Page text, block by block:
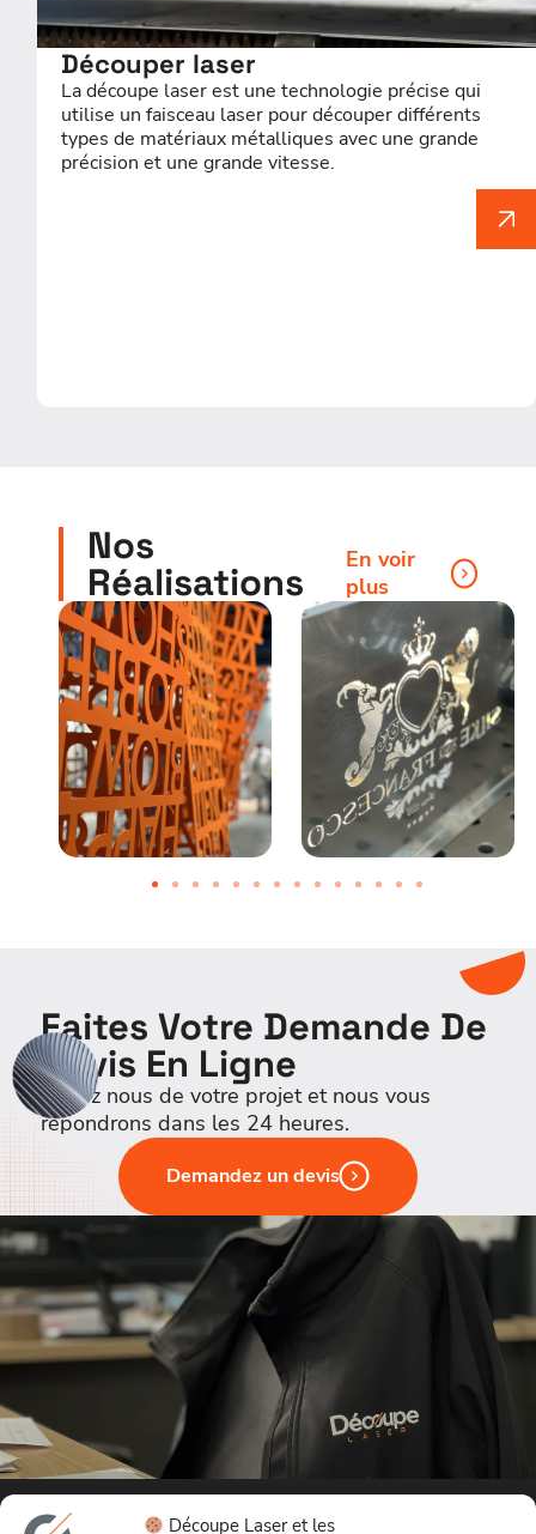
Découpe Laser et les
Découper laser
La découpe laser est une technologie précise qui
utilise un faisceau laser pour découper différents
types de matériaux métalliques avec une grande
précision et une grande vitesse.
Nos
Réalisations
En voir
plus
Faites Votre Demande De
Devis En Ligne
Parlez nous de votre projet et nous vous
répondrons dans les 24 heures.
Demandez un devis